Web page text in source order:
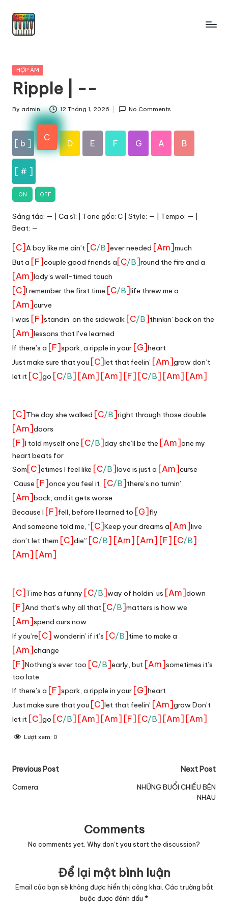
Skip
Posted
HỢP ÂM
Ripple | --
Posted
By admin 12 Tháng 1, 2026 No Comments
[ b ]
C
D E F G A B
[ # ]
ON OFF
Sáng tác: — | Ca sĩ: | Tone gốc: C | Style: — | Tempo: — |
Beat: —
[C]A boy like me ain’t [C/B]ever needed [Am]much
But a [F]couple good friends a[C/B]round the fire and a
[Am]lady’s well-timed touch
[C]I remember the first time [C/B]life threw me a
[Am]curve
I was [F]standin’ on the sidewalk [C/B] thinkin’ back on the
[Am]lessons that I’ve learned
If there’s a [F]spark, a ripple in your [G]heart
Just make sure that you [C]let that feelin’ [Am]grow don’t
let it [C]go [C/B] [Am] [Am] [F] [C/B] [Am] [Am]
[C] The day she walked [C/B]right through those double
[Am]doors
[F]I told myself one [C/B]day she’ll be the [Am]one my
heart beats for
Som[C]etimes I feel like [C/B]love is just a [Am]curse
‘Cause [F]once you feel it, [C/B] there’s no turnin’
[Am]back, and it gets worse
Because I [F] fell, before I learned to [G] fly
And someone told me, “[C]Keep your dreams a[Am]live
don’t let them [C]die” [C/B] [Am] [Am] [F] [C/B]
[Am] [Am]
[C] Time has a funny [C/B]way of holdin’ us [Am]down
[F]And that’s why all that [C/B]matters is how we
[Am]spend ours now
If you’re[C] wonderin’ if it’s [C/B] time to make a
[Am]change
[F]Nothing’s ever too [C/B]early, but [Am]sometimes it’s
too late
If there’s a [F]spark, a ripple in your [G]heart
Just make sure that you [C]let that feelin’ [Am]grow Don’t
let it [C]go [C/B] [Am] [Am] [F] [C/B] [Am] [Am]
Lượt xem: 0
Post
navigation
Previous Post
Camera
Next Post
NHỮNG BUỔI CHIỀU BÊN
NHAU
Comments
No comments yet. Why don’t you start the discussion?
Để lại một bình luận
Email của bạn sẽ không được hiển thị công khai. Các trường bắt
buộc được đánh dấu *